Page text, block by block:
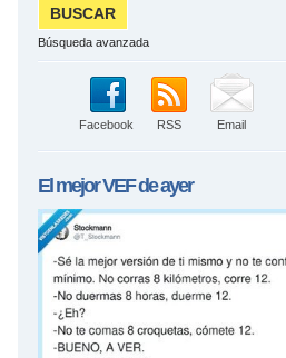
Búsqueda avanzada
Facebook RSS Email
El mejorVEFde ayer